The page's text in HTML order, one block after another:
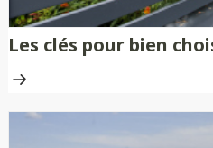
Les clés pour bien